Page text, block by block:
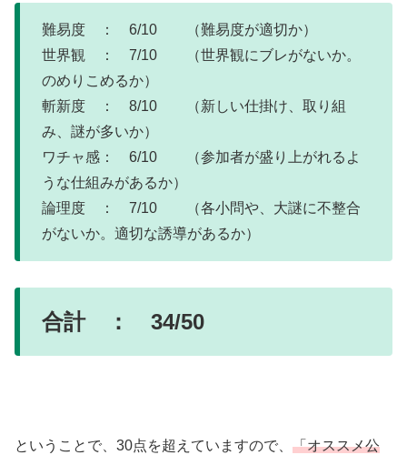
難易度 ： 6/10 （難易度が適切か）
世界観 ： 7/10 （世界観にブレがないか。
のめりこめるか）
斬新度 ： 8/10 （新しい仕掛け、取り組
み、謎が多いか）
ワチャ感： 6/10 （参加者が盛り上がれるよ
うな仕組みがあるか）
論理度 ： 7/10 （各小問や、大謎に不整合
がないか。適切な誘導があるか）
合計 ： 34/50
ということで、30点を超えていますので、 「オススメ公